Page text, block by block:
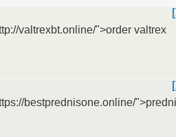
valtrexbt.online/">order valtrex
bestprednisone.online/